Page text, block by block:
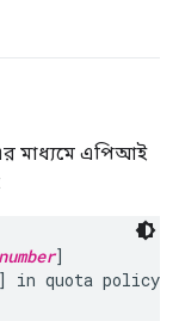
মাধ্যমে এপিআই
]
] in quota policy [